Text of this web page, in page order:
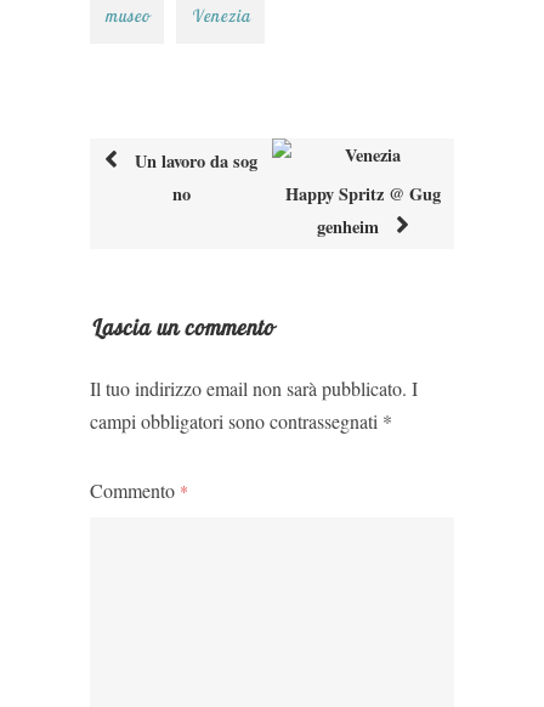
museo Venezia
Un lavoro da sog
no
Happy Spritz @ Gug
genheim
Lascia un commento
Il tuo indirizzo email non sarà pubblicato. I
campi obbligatori sono contrassegnati *
Commento *